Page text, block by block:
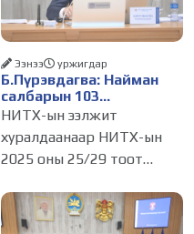
Б.Пүрэвдагва: Найман
салбарын 103
үйлчилгээний
бүртгэлийг цуцалснаар
бизнес эрхлэхэд таатай
нөхцөл бүрдэнэ
Ээнээ уржигдар
НИТХ-ын ээлжит
хуралдаанаар НИТХ-ын
2025 оны 25/29 тоот
журмын зарим хэсгийг
хүчингүй болгож,